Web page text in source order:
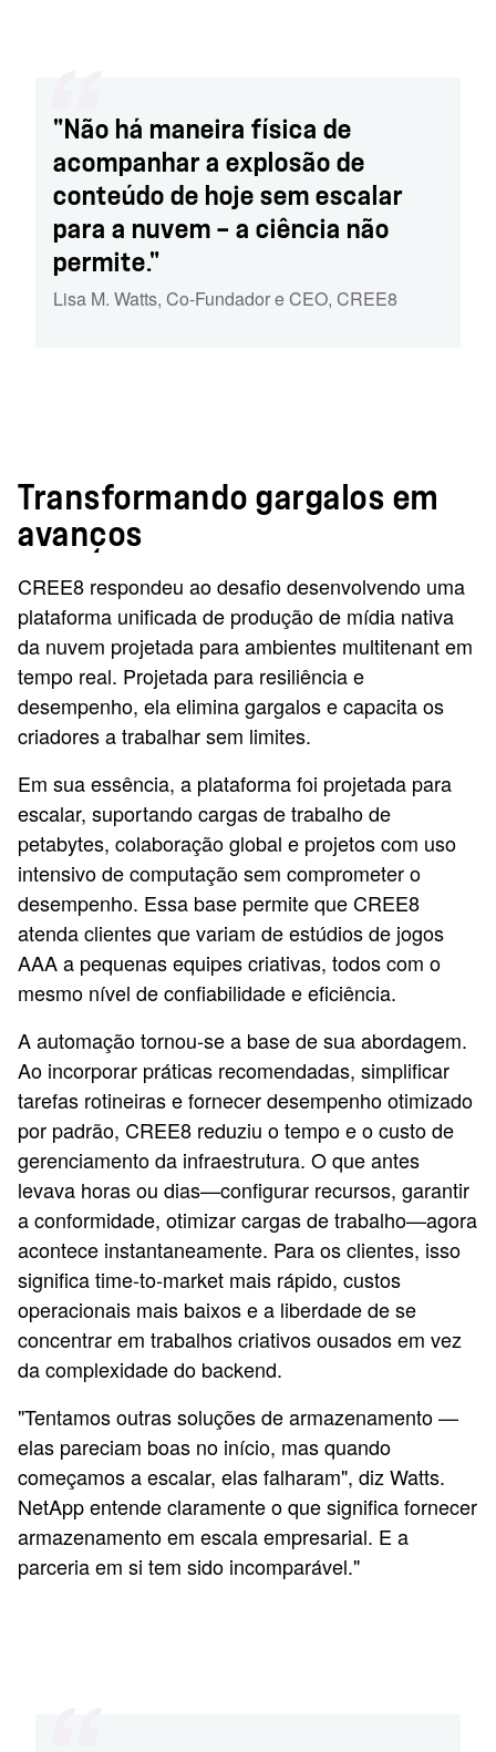
"Não há maneira física de
acompanhar a explosão de
conteúdo de hoje sem escalar
para a nuvem — a ciência não
permite."
Lisa M. Watts, Co-Fundador e CEO, CREE8
Transformando gargalos em
avanços
CREE8 respondeu ao desafio desenvolvendo uma
plataforma unificada de produção de mídia nativa
da nuvem projetada para ambientes multitenant em
tempo real. Projetada para resiliência e
desempenho, ela elimina gargalos e capacita os
criadores a trabalhar sem limites.
Em sua essência, a plataforma foi projetada para
escalar, suportando cargas de trabalho de
petabytes, colaboração global e projetos com uso
intensivo de computação sem comprometer o
desempenho. Essa base permite que CREE8
atenda clientes que variam de estúdios de jogos
AAA a pequenas equipes criativas, todos com o
mesmo nível de confiabilidade e eficiência.
A automação tornou-se a base de sua abordagem.
Ao incorporar práticas recomendadas, simplificar
tarefas rotineiras e fornecer desempenho otimizado
por padrão, CREE8 reduziu o tempo e o custo de
gerenciamento da infraestrutura. O que antes
levava horas ou dias—configurar recursos, garantir
a conformidade, otimizar cargas de trabalho—agora
acontece instantaneamente. Para os clientes, isso
significa time-to-market mais rápido, custos
operacionais mais baixos e a liberdade de se
concentrar em trabalhos criativos ousados em vez
da complexidade do backend.
"Tentamos outras soluções de armazenamento —
elas pareciam boas no início, mas quando
começamos a escalar, elas falharam", diz Watts.
NetApp entende claramente o que significa fornecer
armazenamento em escala empresarial. E a
parceria em si tem sido incomparável."